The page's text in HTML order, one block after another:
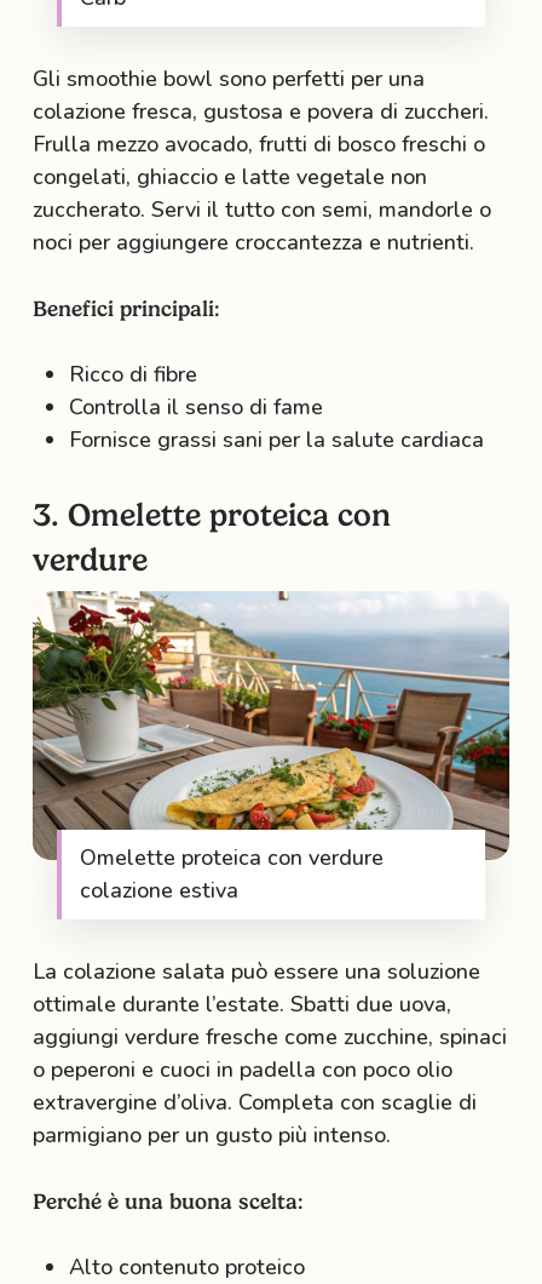
Gli smoothie bowl sono perfetti per una
colazione fresca, gustosa e povera di zuccheri.
Frulla mezzo avocado, frutti di bosco freschi o
congelati, ghiaccio e latte vegetale non
zuccherato. Servi il tutto con semi, mandorle o
noci per aggiungere croccantezza e nutrienti.
Benefici principali:
Ricco di fibre
Controlla il senso di fame
Fornisce grassi sani per la salute cardiaca
3. Omelette proteica con
verdure
Omelette proteica con verdure
colazione estiva
La colazione salata può essere una soluzione
ottimale durante l’estate. Sbatti due uova,
aggiungi verdure fresche come zucchine, spinaci
o peperoni e cuoci in padella con poco olio
extravergine d’oliva. Completa con scaglie di
parmigiano per un gusto più intenso.
Perché è una buona scelta:
Alto contenuto proteico